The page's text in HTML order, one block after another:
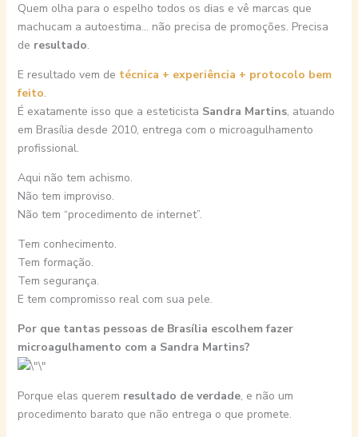
Quem olha para o espelho todos os dias e vê marcas que
machucam a autoestima… não precisa de promoções. Precisa
de resultado.
E resultado vem de técnica + experiência + protocolo bem
feito.
É exatamente isso que a esteticista Sandra Martins, atuando
em Brasília desde 2010, entrega com o microagulhamento
profissional.
Aqui não tem achismo.
Não tem improviso.
Não tem “procedimento de internet”.
Tem conhecimento.
Tem formação.
Tem segurança.
E tem compromisso real com sua pele.
Por que tantas pessoas de Brasília escolhem fazer
microagulhamento com a Sandra Martins?
Porque elas querem resultado de verdade, e não um
procedimento barato que não entrega o que promete.